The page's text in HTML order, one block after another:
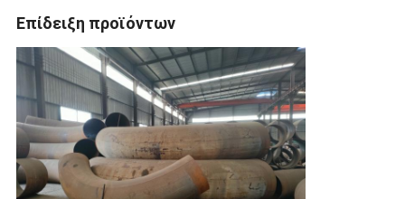
Επίδειξη προϊόντων